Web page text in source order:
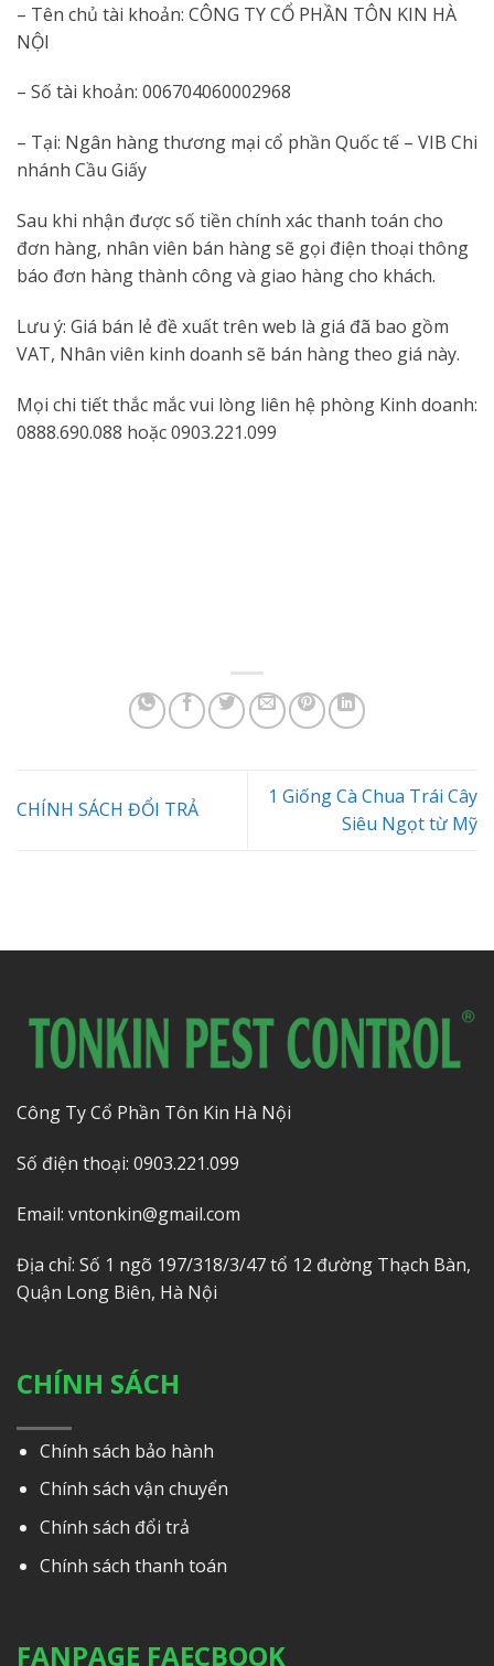
– Tên chủ tài khoản: CÔNG TY CỔ PHẦN TÔN KIN HÀ
NỘI
– Số tài khoản: 006704060002968
– Tại: Ngân hàng thương mại cổ phần Quốc tế – VIB Chi
nhánh Cầu Giấy
Sau khi nhận được số tiền chính xác thanh toán cho
đơn hàng, nhân viên bán hàng sẽ gọi điện thoại thông
báo đơn hàng thành công và giao hàng cho khách.
Lưu ý: Giá bán lẻ đề xuất trên web là giá đã bao gồm
VAT, Nhân viên kinh doanh sẽ bán hàng theo giá này.
Mọi chi tiết thắc mắc vui lòng liên hệ phòng Kinh doanh:
0888.690.088 hoặc 0903.221.099
CHÍNH SÁCH ĐỔI TRẢ
1 Giống Cà Chua Trái Cây
Siêu Ngọt từ Mỹ
Công Ty Cổ Phần Tôn Kin Hà Nội
Số điện thoại: 0903.221.099
Email: vntonkin@gmail.com
Địa chỉ: Số 1 ngõ 197/318/3/47 tổ 12 đường Thạch Bàn,
Quận Long Biên, Hà Nội
CHÍNH SÁCH
Chính sách bảo hành
Chính sách vận chuyển
Chính sách đổi trả
Chính sách thanh toán
FANPAGE FAECBOOK